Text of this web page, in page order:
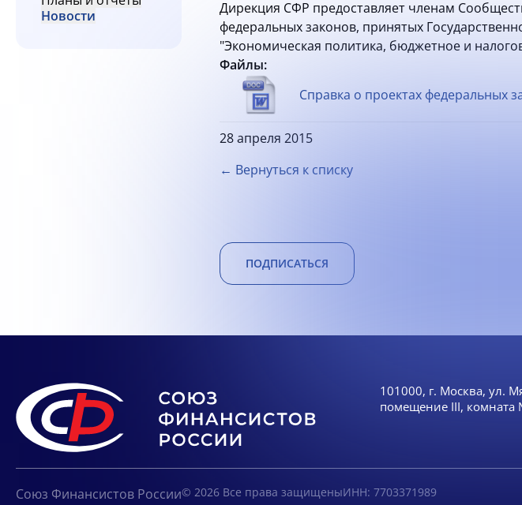
Новости
Дирекция СФР предоставляет членам
федеральных законов, принятых
"Экономическая политика, бюджетное и
Файлы:
Справка о проектах федеральных
28 апреля 2015
← Вернуться к списку
ПОДПИСАТЬСЯ
101000, г. Москва, ул.
помещение III, комната
Союз Финансистов России© 2026 Все права защищеныИНН: 7703371989